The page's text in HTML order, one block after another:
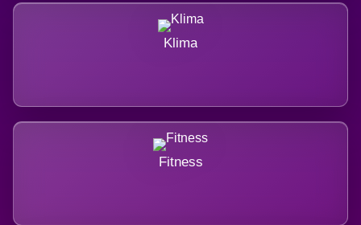
Klima
Fitness